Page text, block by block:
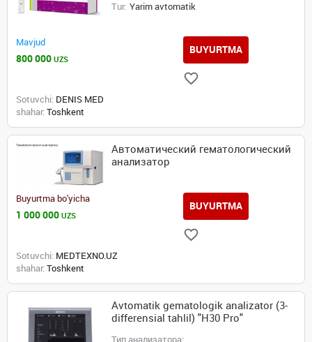
Tur: Yarim avtomatik
Mavjud
800 000 UZS
BUYURTMA
Sotuvchi: DENIS MED
shahar: Toshkent
Автоматический гематологический
анализатор
Buyurtma bo'yicha
1 000 000 UZS
BUYURTMA
Sotuvchi: MEDTEXNO.UZ
shahar: Toshkent
Avtomatik gematologik analizator (3-
differensial tahlil) "H30 Pro"
Тип анализатора: